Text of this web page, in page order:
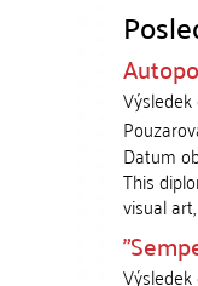
Datum
This
visual